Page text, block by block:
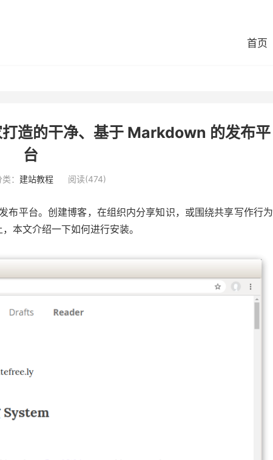
首页
造的干净、基于 Markdown 的发布平
台
： 建站教程 阅读(474)
布平台。创建博客，在组织内分享知识，或围绕共享写作行为
本文介绍一下如何进行安装。